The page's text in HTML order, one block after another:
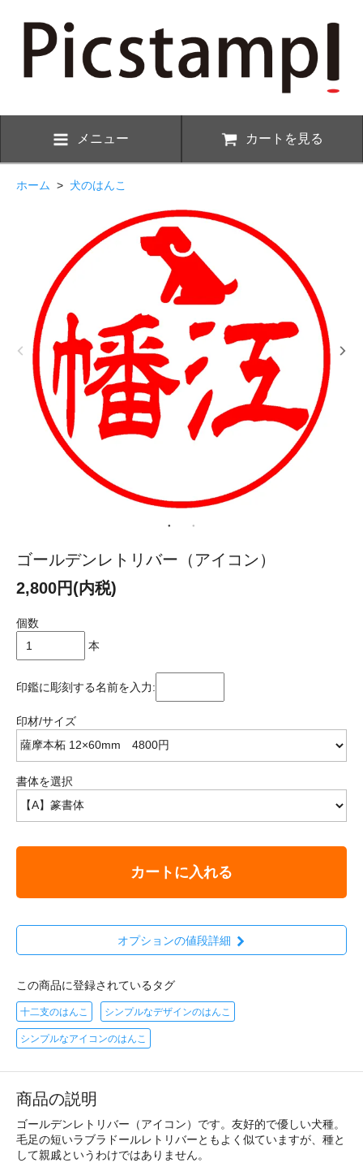
メニュー カートを見る
ホーム > 犬のはんこ
ゴールデンレトリバー（アイコン）
2,800円(内税)
個数
本
印鑑に彫刻する名前を入力:
印材/サイズ
書体を選択
カートに入れる
オプションの値段詳細
この商品に登録されているタグ
十二支のはんこ シンプルなデザインのはんこ
シンプルなアイコンのはんこ
商品の説明
ゴールデンレトリバー（アイコン）です。友好的で優しい犬種。
毛足の短いラブラドールレトリバーともよく似ていますが、種と
して親戚というわけではありません。